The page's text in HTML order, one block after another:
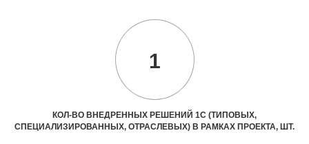
1
КОЛ-ВО ВНЕДРЕННЫХ РЕШЕНИЙ 1С (ТИПОВЫХ,
СПЕЦИАЛИЗИРОВАННЫХ, ОТРАСЛЕВЫХ) В РАМКАХ ПРОЕКТА, ШТ.